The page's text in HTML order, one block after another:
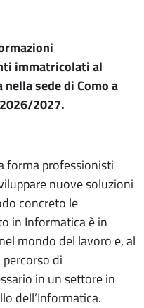
immatricolati al
sede di Como a
2027.
forma professionisti
nuove soluzioni
concreto le
in Informatica è in
mondo del lavoro e, al
di
in un settore in
dell’Informatica.